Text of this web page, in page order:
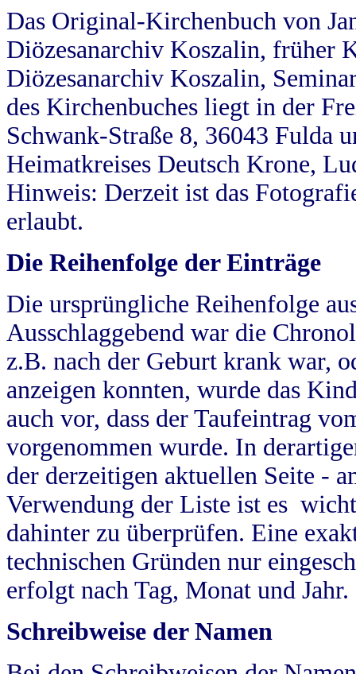
Das Original-Kirchenbuch von
Diözesanarchiv Koszalin, früher
Diözesanarchiv Koszalin,
des Kirchenbuches liegt in der
Schwank-Straße 8, 36043 Fulda
Heimatkreises Deutsch Krone,
Hinweis: Derzeit ist das
erlaubt.
Die Reihenfolge der Einträge
Die ursprüngliche Reihenfolge
Ausschlaggebend war die
z.B. nach der Geburt krank war,
anzeigen konnten, wurde das
auch vor, dass der Taufeintrag
vorgenommen wurde. In
der derzeitigen aktuellen Seite -
Verwendung der Liste ist es
dahinter zu überprüfen. Eine
technischen Gründen nur
erfolgt nach Tag, Monat und Jahr.
Schreibweise der Namen